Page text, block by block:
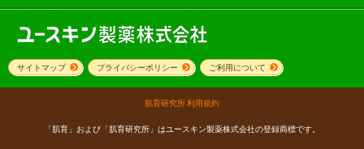
サイトマップ プライバシーポリシー ご利用について
肌育研究所 利用規約
「肌育」および「肌育研究所」はユースキン製薬株式会社の登録商標です。